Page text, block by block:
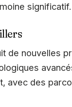
significatif.
de nouvelles
avec des